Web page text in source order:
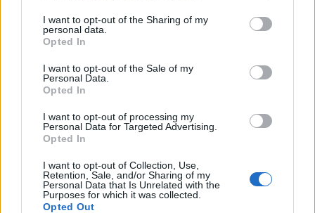
I want to opt-out of the Sharing of my
personal data.
Opted In
I want to opt-out of the Sale of my
Personal Data.
Opted In
I want to opt-out of processing my
Personal Data for Targeted Advertising.
Opted In
I want to opt-out of Collection, Use,
Retention, Sale, and/or Sharing of my
Personal Data that Is Unrelated with the
Purposes for which it was collected.
Opted Out
aveva già scritto un’altra pagina, indipendente da
qualunque riavvicinamento?